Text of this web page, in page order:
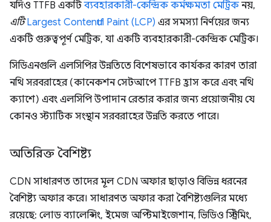
যদিও TTFB একটিব্যবহারকারী-কেন্দ্রিক কর্মক্ষমতা মেট্রিকনয়,
এটি Largest Contentful Paint (LCP) এর সমস্যা নির্ণয়ের জন্য
একটি গুরুত্বপূর্ণ মেট্রিক, যা একটি ব্যবহারকারী-কেন্দ্রিক মেট্রিক।
সিডিএনগুলি এলসিপির উন্নতিতে বিশেষভাবে কার্যকর কারণ তারা
নথি সরবরাহের (কানেকশন সেটআপে TTFB হ্রাস করে এবং নথি
ক্যাশে) এবং এলসিপি উপাদান রেন্ডার করার জন্য প্রয়োজনীয় যে
কোনও স্ট্যাটিক সংস্থান সরবরাহের উন্নতি করতে পারে।
অতিরিক্ত বৈশিষ্ট্য
CDN সাধারণত তাদের মূল CDN অফার ছাড়াও বিভিন্ন ধরনের
বৈশিষ্ট্য অফার করে। সাধারণত অফার করা বৈশিষ্ট্যগুলির মধ্যে
রয়েছে: লোড ব্যালেন্সিং, ইমেজ অপ্টিমাইজেশান, ভিডিও স্ট্রিমিং,